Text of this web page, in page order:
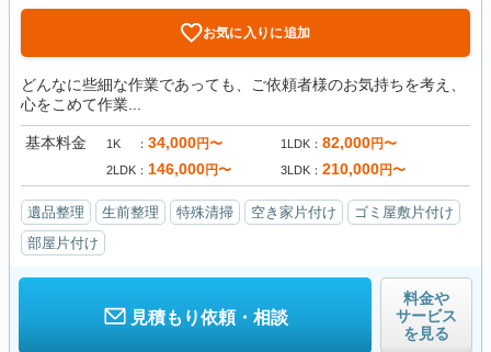
お気に入りに追加
どんなに些細な作業であっても、ご依頼者様のお気持ちを考え、
心をこめて作業...
基本料金 1K 34,000円〜 1LDK 82,000円〜
2LDK 146,000円〜 3LDK 210,000円〜
遺品整理 生前整理 特殊清掃 空き家片付け
ゴミ屋敷片付け
部屋片付け
見積もり依頼・相談
料金や
サービス
を見る